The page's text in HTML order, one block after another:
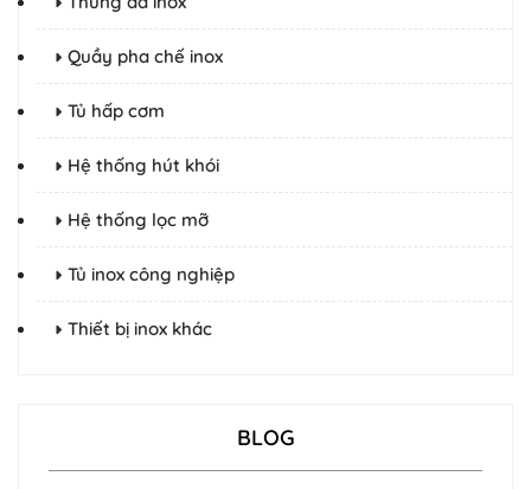
Quầy pha chế inox
Tủ hấp cơm
Hệ thống hút khói
Hệ thống lọc mỡ
Tủ inox công nghiệp
Thiết bị inox khác
BLOG